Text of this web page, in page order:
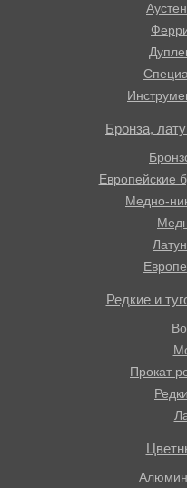
Бронза,
Европейские
Медно-
Редкие и
Прокат